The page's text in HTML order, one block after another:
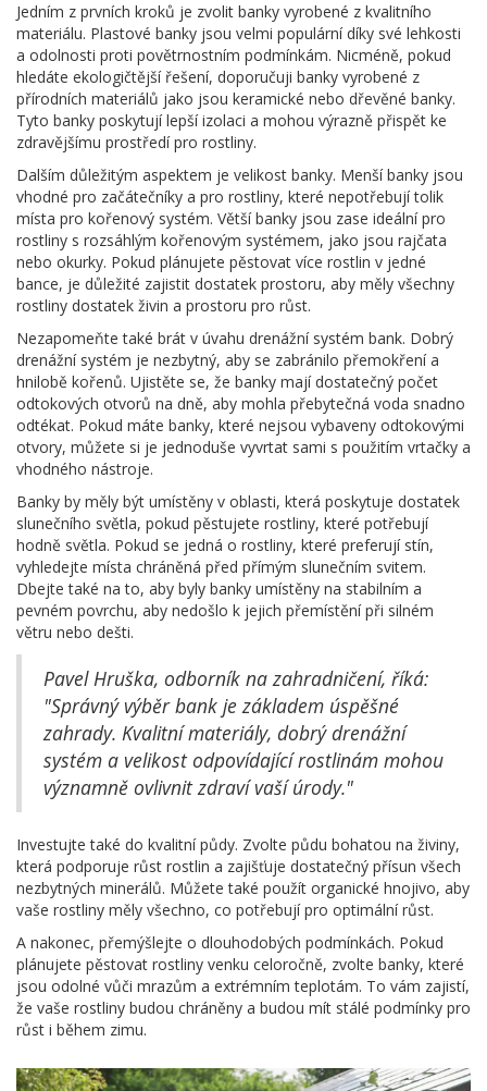
Jedním z prvních kroků je zvolit banky vyrobené z kvalitního
materiálu. Plastové banky jsou velmi populární díky své lehkosti
a odolnosti proti povětrnostním podmínkám. Nicméně, pokud
hledáte ekologičtější řešení, doporučuji banky vyrobené z
přírodních materiálů jako jsou keramické nebo dřevěné banky.
Tyto banky poskytují lepší izolaci a mohou výrazně přispět ke
zdravějšímu prostředí pro rostliny.
Dalším důležitým aspektem je velikost banky. Menší banky jsou
vhodné pro začátečníky a pro rostliny, které nepotřebují tolik
místa pro kořenový systém. Větší banky jsou zase ideální pro
rostliny s rozsáhlým kořenovým systémem, jako jsou rajčata
nebo okurky. Pokud plánujete pěstovat více rostlin v jedné
bance, je důležité zajistit dostatek prostoru, aby měly všechny
rostliny dostatek živin a prostoru pro růst.
Nezapomeňte také brát v úvahu drenážní systém bank. Dobrý
drenážní systém je nezbytný, aby se zabránilo přemokření a
hnilobě kořenů. Ujistěte se, že banky mají dostatečný počet
odtokových otvorů na dně, aby mohla přebytečná voda snadno
odtékat. Pokud máte banky, které nejsou vybaveny odtokovými
otvory, můžete si je jednoduše vyvrtat sami s použitím vrtačky a
vhodného nástroje.
Banky by měly být umístěny v oblasti, která poskytuje dostatek
slunečního světla, pokud pěstujete rostliny, které potřebují
hodně světla. Pokud se jedná o rostliny, které preferují stín,
vyhledejte místa chráněná před přímým slunečním svitem.
Dbejte také na to, aby byly banky umístěny na stabilním a
pevném povrchu, aby nedošlo k jejich přemístění při silném
větru nebo dešti.
Pavel Hruška, odborník na zahradničení, říká:
"Správný výběr bank je základem úspěšné
zahrady. Kvalitní materiály, dobrý drenážní
systém a velikost odpovídající rostlinám mohou
významně ovlivnit zdraví vaší úrody."
Investujte také do kvalitní půdy. Zvolte půdu bohatou na živiny,
která podporuje růst rostlin a zajišťuje dostatečný přísun všech
nezbytných minerálů. Můžete také použít organické hnojivo, aby
vaše rostliny měly všechno, co potřebují pro optimální růst.
A nakonec, přemýšlejte o dlouhodobých podmínkách. Pokud
plánujete pěstovat rostliny venku celoročně, zvolte banky, které
jsou odolné vůči mrazům a extrémním teplotám. To vám zajistí,
že vaše rostliny budou chráněny a budou mít stálé podmínky pro
růst i během zimu.